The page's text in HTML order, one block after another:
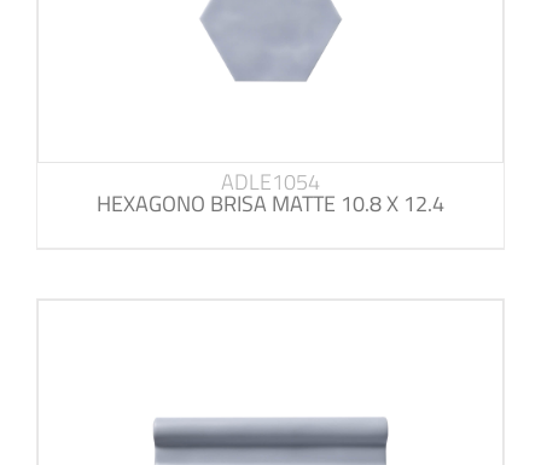
ADLE1054
HEXAGONO BRISA MATTE 10.8 X 12.4